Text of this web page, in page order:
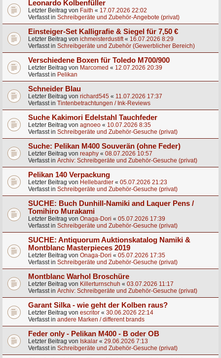
Leonardo Kolbenfüller
Letzter Beitrag von Faith « 17.07.2026 22:02
Verfasst in Schreibgeräte und Zubehör-Angebote (privat)
Einsteiger-Set Kalligrafie & Siegel für 7,50 €
Letzter Beitrag von ichmeisterdustift« 16.07.2026 8:29
Verfasst in Schreibgeräte und Zubehör (Gewerblicher Bereich)
Verschiedene Boxen für Toledo M700/900
Letzter Beitrag von Marcomed « 12.07.2026 20:39
Verfasst in Pelikan
Schneider Blau
Letzter Beitrag von richard545 « 11.07.2026 17:37
Verfasst in Tintenbetrachtungen / Ink-Reviews
Suche Kakimori Edelstahl Tauchfeder
Letzter Beitrag von agnoeo « 10.07.2026 8:35
Verfasst in Schreibgeräte und Zubehör-Gesuche (privat)
Suche: Pelikan M400 Souverän (ohne Feder)
Letzter Beitrag von reaphy « 08.07.2026 10:57
Verfasst in Archiv: Schreibgeräte und Zubehör-Gesuche (privat)
Pelikan 140 Verpackung
Letzter Beitrag von Hellebardier « 05.07.2026 21:23
Verfasst in Schreibgeräte und Zubehör-Gesuche (privat)
SUCHE: Buch Dunhill-Namiki and Laquer Pens /
Tomihiro Murakami
Letzter Beitrag von Onaga-Dori « 05.07.2026 17:39
Verfasst in Schreibgeräte und Zubehör-Gesuche (privat)
SUCHE: Antiquorum Auktionskatalog Namiki &
Montblanc Masterpieces 2019
Letzter Beitrag von Onaga-Dori « 05.07.2026 17:35
Verfasst in Schreibgeräte und Zubehör-Gesuche (privat)
Montblanc Warhol Broschüre
Letzter Beitrag von Killerturnschuh « 03.07.2026 11:17
Verfasst in Archiv: Schreibgeräte und Zubehör-Gesuche (privat)
Garant Silka - wie geht der Kolben raus?
Letzter Beitrag von escritor « 30.06.2026 22:14
Verfasst in andere Marken / different brands
Feder only - Pelikan M400 - B oder OB
Letzter Beitrag von Iskalar « 29.06.2026 7:13
Verfasst in Schreibgeräte und Zubehör-Gesuche (privat)